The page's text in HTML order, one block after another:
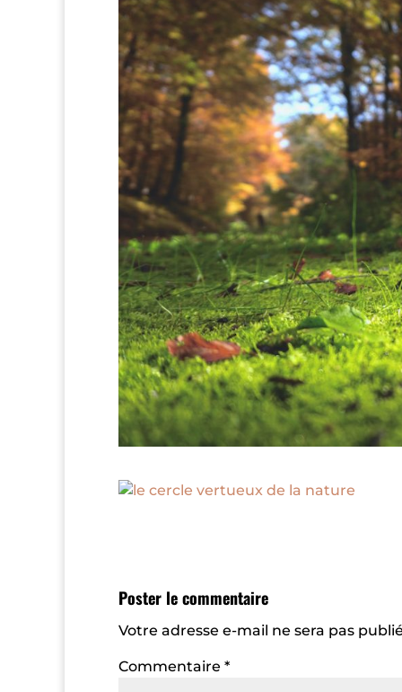
Poster le commentaire
Votre adresse e-mail ne sera pas
Commentaire *